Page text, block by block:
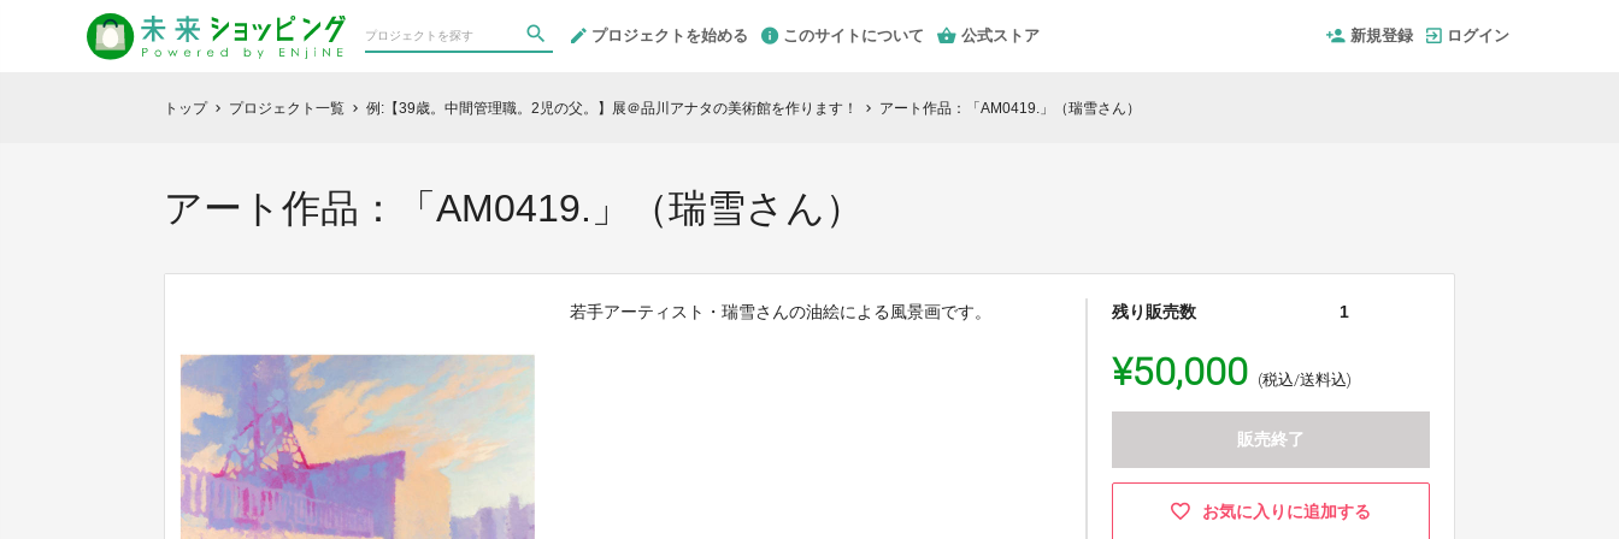
プロジェクトを始める このサイトについて 公式ストア 新規登録 ログイン
トップ chevron_right プロジェクト一覧 chevron_right 例:【39歳。中間管理職。2児の父。】展＠品川アナタの美術館を作ります！ chevron_right アート作品：「AM0419.」（瑞雪さん）
アート作品：「AM0419.」（瑞雪さん）
若手アーティスト・瑞雪さんの油絵による風景画です。 残り販売数 1
¥50,000 (税込/送料込)
販売終了
お気に入りに追加する